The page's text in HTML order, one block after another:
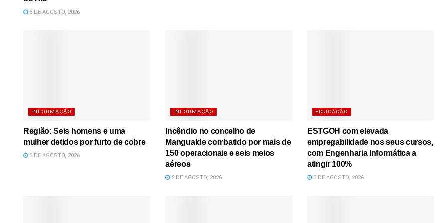
6 DE AGOSTO, 2026
INFORMAÇÃO
Região: Seis homens e uma
mulher detidos por furto de cobre
6 DE AGOSTO, 2026
INFORMAÇÃO
Incêndio no concelho de
Mangualde combatido por mais de
150 operacionais e seis meios
aéreos
6 DE AGOSTO, 2026
EDUCAÇÃO
ESTGOH com elevada
empregabilidade nos seus cursos,
com Engenharia Informática a
atingir 100%
6 DE AGOSTO, 2026